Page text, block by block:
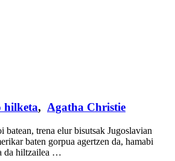
hilketa, Agatha Christie
batean, trena elur bisutsak Jugoslavian
baten gorpua agertzen da, hamabi
da hiltzailea …